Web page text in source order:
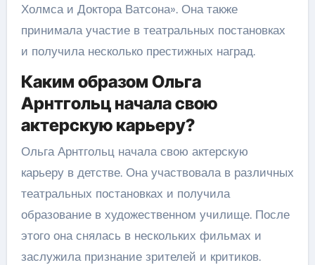
Холмса и Доктора Ватсона». Она также
принимала участие в театральных постановках
и получила несколько престижных наград.
Каким образом Ольга
Арнтгольц начала свою
актерскую карьеру?
Ольга Арнтгольц начала свою актерскую
карьеру в детстве. Она участвовала в различных
театральных постановках и получила
образование в художественном училище. После
этого она снялась в нескольких фильмах и
заслужила признание зрителей и критиков.